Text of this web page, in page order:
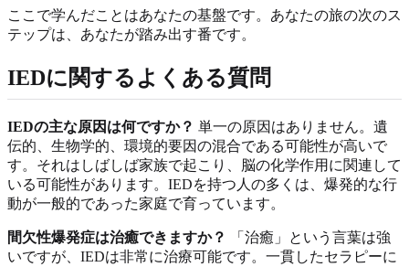
ここで学んだことはあなたの基盤です。あなたの旅の次のス
テップは、あなたが踏み出す番です。
IEDに関するよくある質問
IEDの主な原因は何ですか？ 単一の原因はありません。遺
伝的、生物学的、環境的要因の混合である可能性が高いで
す。それはしばしば家族で起こり、脳の化学作用に関連して
いる可能性があります。IEDを持つ人の多くは、爆発的な行
動が一般的であった家庭で育っています。
間欠性爆発症は治癒できますか？
「治癒」という言葉は強
いですが、IEDは非常に治療可能です。一貫したセラピーに